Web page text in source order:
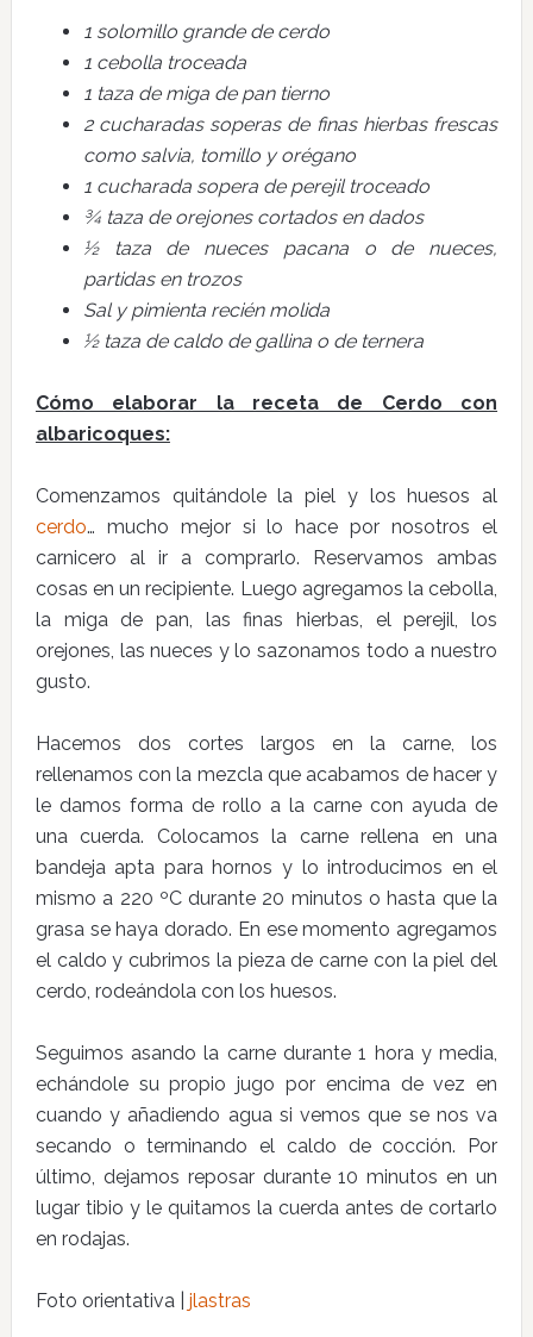
1 solomillo grande de cerdo
1 cebolla troceada
1 taza de miga de pan tierno
2 cucharadas soperas de finas hierbas frescas
como salvia, tomillo y orégano
1 cucharada sopera de perejil troceado
¾ taza de orejones cortados en dados
½ taza de nueces pacana o de nueces,
partidas en trozos
Sal y pimienta recién molida
½ taza de caldo de gallina o de ternera
Cómo elaborar la receta de Cerdo con
albaricoques:
Comenzamos quitándole la piel y los huesos al
cerdo… mucho mejor si lo hace por nosotros el
carnicero al ir a comprarlo. Reservamos ambas
cosas en un recipiente. Luego agregamos la cebolla,
la miga de pan, las finas hierbas, el perejil, los
orejones, las nueces y lo sazonamos todo a nuestro
gusto.
Hacemos dos cortes largos en la carne, los
rellenamos con la mezcla que acabamos de hacer y
le damos forma de rollo a la carne con ayuda de
una cuerda. Colocamos la carne rellena en una
bandeja apta para hornos y lo introducimos en el
mismo a 220 ºC durante 20 minutos o hasta que la
grasa se haya dorado. En ese momento agregamos
el caldo y cubrimos la pieza de carne con la piel del
cerdo, rodeándola con los huesos.
Seguimos asando la carne durante 1 hora y media,
echándole su propio jugo por encima de vez en
cuando y añadiendo agua si vemos que se nos va
secando o terminando el caldo de cocción. Por
último, dejamos reposar durante 10 minutos en un
lugar tibio y le quitamos la cuerda antes de cortarlo
en rodajas.
Foto orientativa | jlastras